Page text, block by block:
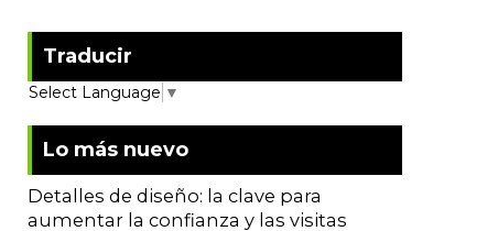
Traducir
Select Language ▼
Lo más nuevo
Detalles de diseño: la clave para
aumentar la confianza y las visitas